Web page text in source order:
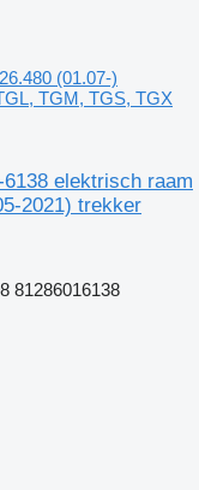
(01.07-)
TGM, TGS, TGX
elektrisch raam
2021) trekker
81286016138